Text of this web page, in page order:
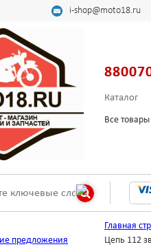
i-shop@moto18.ru
Каталог
Все
предложения
Главная
Цепь 112